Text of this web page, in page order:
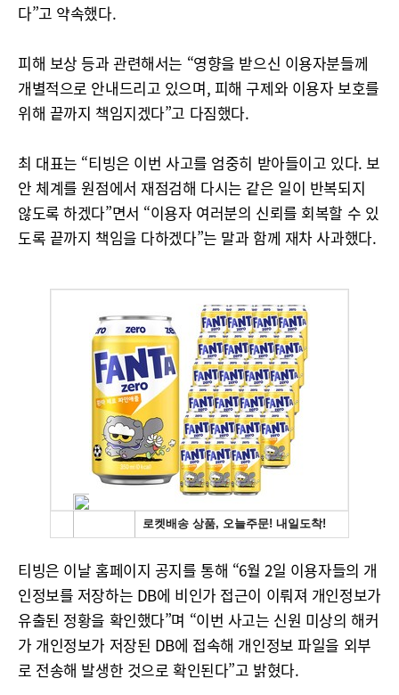
다”고 약속했다.
피해 보상 등과 관련해서는 “영향을 받으신 이용자분들께
개별적으로 안내드리고 있으며, 피해 구제와 이용자 보호를
위해 끝까지 책임지겠다”고 다짐했다.
최 대표는 “티빙은 이번 사고를 엄중히 받아들이고 있다. 보
안 체계를 원점에서 재점검해 다시는 같은 일이 반복되지
않도록 하겠다”면서 “이용자 여러분의 신뢰를 회복할 수 있
도록 끝까지 책임을 다하겠다”는 말과 함께 재차 사과했다.
티빙은 이날 홈페이지 공지를 통해 “6월 2일 이용자들의 개
인정보를 저장하는 DB에 비인가 접근이 이뤄져 개인정보가
유출된 정황을 확인했다”며 “이번 사고는 신원 미상의 해커
가 개인정보가 저장된 DB에 접속해 개인정보 파일을 외부
로 전송해 발생한 것으로 확인된다”고 밝혔다.